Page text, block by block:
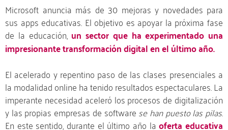
Microsoft anuncia más de 30 mejoras y novedades para
sus apps educativas. El objetivo es apoyar la próxima fase
de la educación, un sector que ha experimentado una
impresionante transformación digital en el último año.
El acelerado y repentino paso de las clases presenciales a
la modalidad online ha tenido resultados espectaculares. La
imperante necesidad aceleró los procesos de digitalización
y las propias empresas de softwarese han puesto las pilas.
En este sentido, durante el último año la oferta educativa